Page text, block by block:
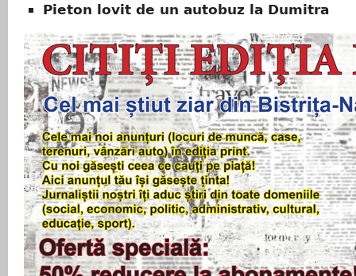
Pieton lovit de un autobuz la Dumitra